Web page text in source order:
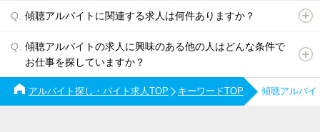
傾聴アルバイトに関連する求人は何件ありますか？
傾聴アルバイトの求人に興味のある他の人はどんな条件で
お仕事を探していますか？
アルバイト探し・バイト求人TOP キーワードTOP 傾聴アルバイ